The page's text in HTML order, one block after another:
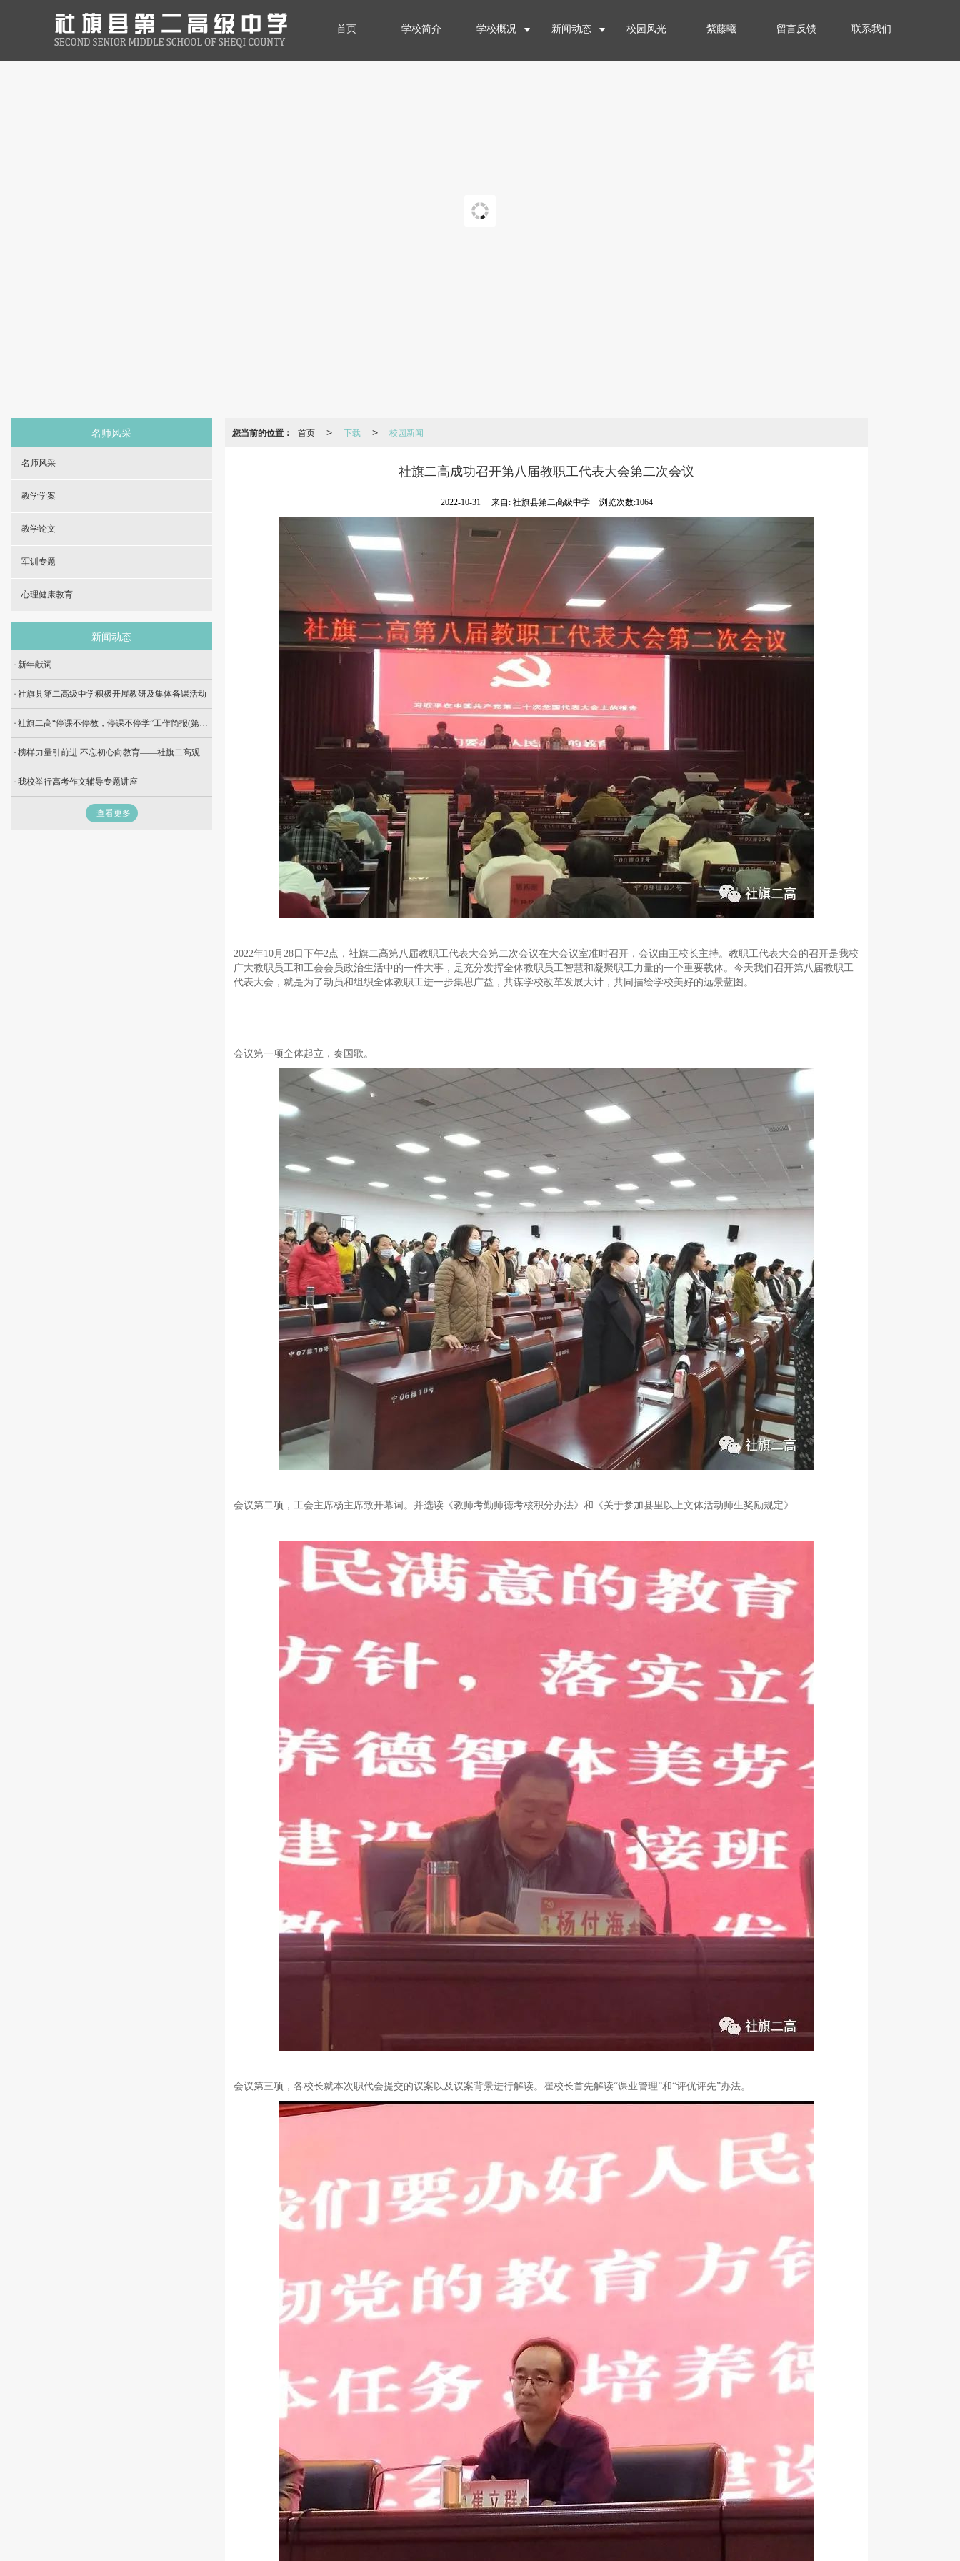
首页 学校简介 学校概况 新闻动态 校园风光 紫藤曦 留言反馈 联系我们
您当前的位置： 首页 > 下载 > 校园新闻
社旗二高成功召开第八届教职工代表大会第二次会议
2022-10-31 来自: 社旗县第二高级中学 浏览次数:1064
2022年10月28日下午2点，社旗二高第八届教职工代表大会第二次会议在大会议室准时召开，会议由王校长主持。教职工代表大会的召开是我校
广大教职员工和工会会员政治生活中的一件大事，是充分发挥全体教职员工智慧和凝聚职工力量的一个重要载体。今天我们召开第八届教职工
代表大会，就是为了动员和组织全体教职工进一步集思广益，共谋学校改革发展大计，共同描绘学校美好的远景蓝图。
会议第一项全体起立，奏国歌。
会议第二项，工会主席杨主席致开幕词。并选读《教师考勤师德考核积分办法》和《关于参加县里以上文体活动师生奖励规定》
会议第三项，各校长就本次职代会提交的议案以及议案背景进行解读。崔校长首先解读“课业管理”和“评优评先”办法。
名师风采
名师风采
教学学案
教学论文
军训专题
心理健康教育
新闻动态
新年献词
社旗县第二高级中学积极开展教研及集体备课活动
社旗二高“停课不停教，停课不停学”工作简报(第六十一期)
榜样力量引前进 不忘初心向教育——社旗二高观看《榜样4》学习交流会侧记
我校举行高考作文辅导专题讲座
查看更多